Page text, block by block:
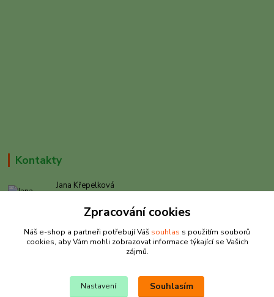
Kontakty
Jana Křepelková
(Po-Pá, 9-17 hod. , So 9-12 hod.)
info@rybarkrepelkova.cz
Zpracování cookies
Náš e-shop a partneři potřebují Váš souhlas s použitím souborů
cookies, aby Vám mohli zobrazovat informace týkající se Vašich
zájmů.
Nastavení Souhlasím